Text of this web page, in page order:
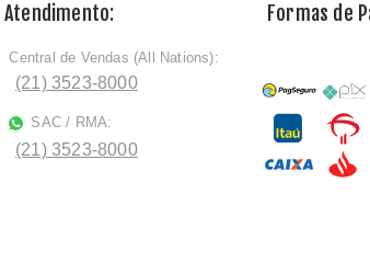
Atendimento:
ﾠCentral de Vendas (All Nations):
(21) 3523-8000
SAC / RMA:
(21) 3523-8000
Formas de